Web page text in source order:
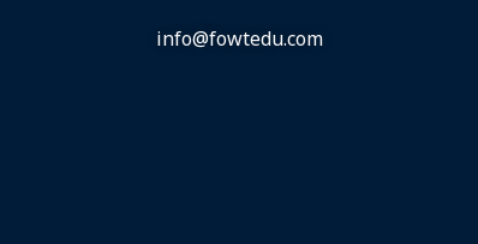
info@fowtedu.com